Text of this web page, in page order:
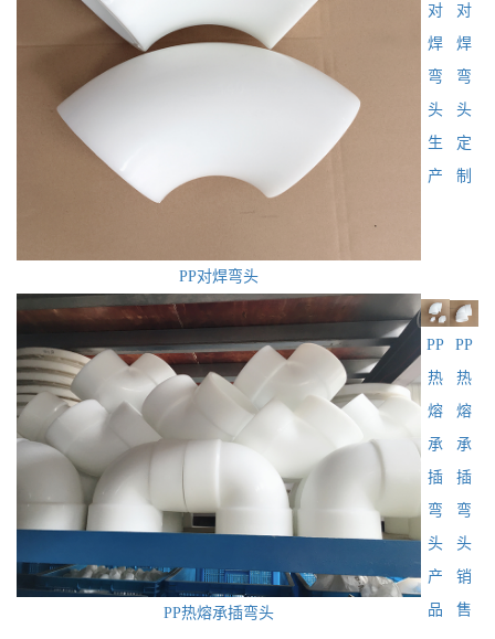
PP对焊弯头
对
焊
弯
头
生
产
对
焊
弯
头
定
制
PP热熔承插弯头
PP
热
熔
承
插
弯
头
产
品
PP
热
熔
承
插
弯
头
销
售